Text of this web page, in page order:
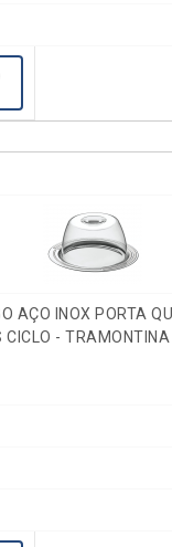
AÇO INOX PORTA
CICLO -